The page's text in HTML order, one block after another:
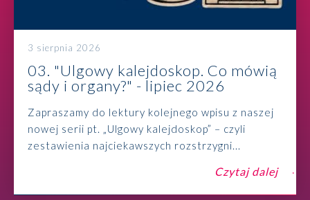
3 sierpnia 2026
03. "Ulgowy kalejdoskop. Co mówią
sądy i organy?" - lipiec 2026
Zapraszamy do lektury kolejnego wpisu z naszej
nowej serii pt. „Ulgowy kalejdoskop” – czyli
zestawienia najciekawszych rozstrzygni...
Czytaj dalej